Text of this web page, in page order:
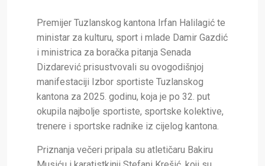
Premijer Tuzlanskog kantona Irfan Halilagić te
ministar za kulturu, sport i mlade Damir Gazdić
i ministrica za boračka pitanja Senada
Dizdarević prisustvovali su ovogodišnjoj
manifestaciji Izbor sportiste Tuzlanskog
kantona za 2025. godinu, koja je po 32. put
okupila najbolje sportiste, sportske kolektive,
trenere i sportske radnike iz cijelog kantona.
Priznanja večeri pripala su atletičaru Bakiru